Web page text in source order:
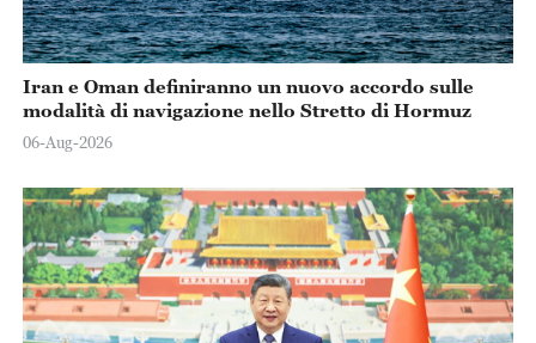
Iran e Oman definiranno un nuovo accordo sulle
modalità di navigazione nello Stretto di Hormuz
06-Aug-2026